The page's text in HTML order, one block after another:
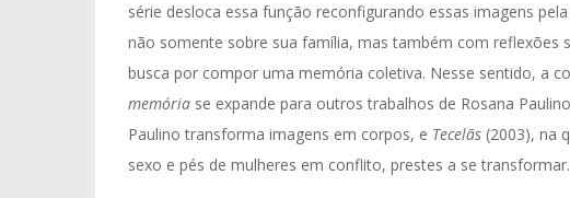
série desloca essa função reconfigurando essas imagens
não somente sobre sua família, mas também com reflexões
busca por compor uma memória coletiva. Nesse sentido, a
memória se expande para outros trabalhos de Rosana
Paulino transforma imagens em corpos, e Tecelãs (2003), na
sexo e pés de mulheres em conflito, prestes a se transformar.